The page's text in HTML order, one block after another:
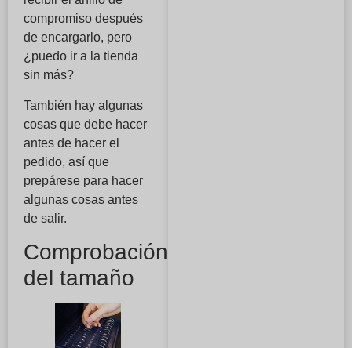
compromiso después
de encargarlo, pero
¿puedo ir a la tienda
sin más?
También hay algunas
cosas que debe hacer
antes de hacer el
pedido, así que
prepárese para hacer
algunas cosas antes
de salir.
Comprobación
del tamaño